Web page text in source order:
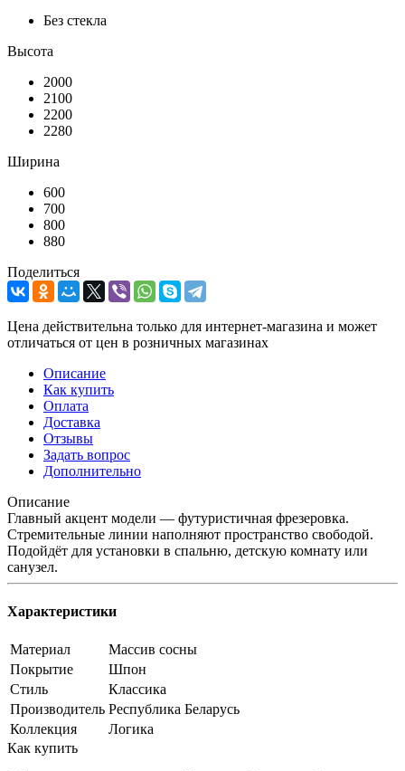
Без стекла
Высота
2000
2100
2200
2280
Ширина
600
700
800
880
Поделиться
Цена действительна только для интернет-магазина и может
отличаться от цен в розничных магазинах
Описание
Как купить
Оплата
Доставка
Отзывы
Задать вопрос
Дополнительно
Описание
Главный акцент модели — футуристичная фрезеровка.
Стремительные линии наполняют пространство свободой.
Подойдёт для установки в спальню, детскую комнату или
санузел.
Характеристики
Материал
Массив сосны
Покрытие
Шпон
Стиль
Классика
Производитель Республика Беларусь
Коллекция
Логика
Как купить